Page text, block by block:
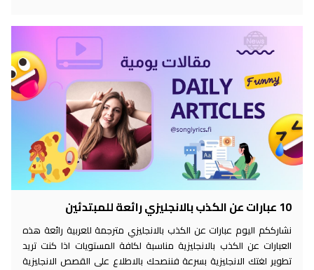
10 عبارات عن الكذب بالانجليزي رائعة للمبتدئين
نشارككم اليوم عبارات عن الكذب بالانجليزي مترجمة للعربية رائعة هذه
العبارات عن الكذب بالانجليزية مناسبة لكافة المستويات اذا كنت تريد
تطوير لغتك الانجليزية بسرعة فننصحك بالاطلاع على القصص الانجليزية